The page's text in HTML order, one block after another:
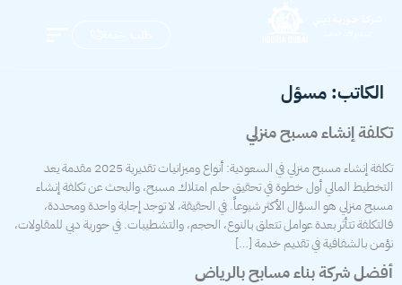
الكاتب: مسؤل
تكلفة إنشاء مسبح منزلي
تكلفة إنشاء مسبح منزلي في السعودية: أنواع وميزانيات تقديرية 2025 مقدمة يعد
التخطيط المالي أول خطوة في تحقيق حلم امتلاك مسبح، والبحث عن تكلفة إنشاء
مسبح منزلي هو السؤال الأكثر شيوعاً. في الحقيقة، لا توجد إجابة واحدة ومحددة،
فالتكلفة تتأثر بعدة عوامل تتعلق بالنوع، الحجم، والتشطيبات. في حورية دبي للمقاولات،
نؤمن بالشفافية في تقديم خدمة […]
أفضل شركة بناء مسابح بالرياض